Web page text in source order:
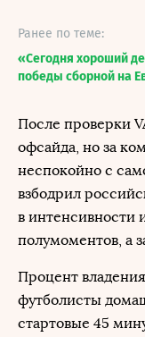
Ранее по теме:
«Сегодня хороший
победы сборной на
После проверки
офсайда, но за
неспокойно с
взбодрил
в интенсивности
полумоментов, а
Процент
футболисты
стартовые 45